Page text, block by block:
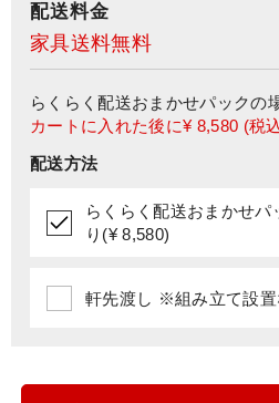
配送料金
家具送料無料
らくらく配送おまかせパックの
カートに入れた後に¥ 8,580 (税
配送方法
らくらく配送おまかせ
り(¥ 8,580)
軒先渡し ※組み立て設置